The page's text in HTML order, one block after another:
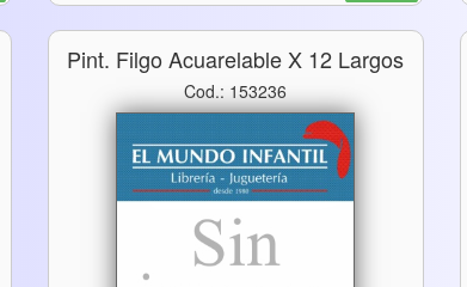
Pint. Filgo Acuarelable X 12 Largos
Cod.: 153236